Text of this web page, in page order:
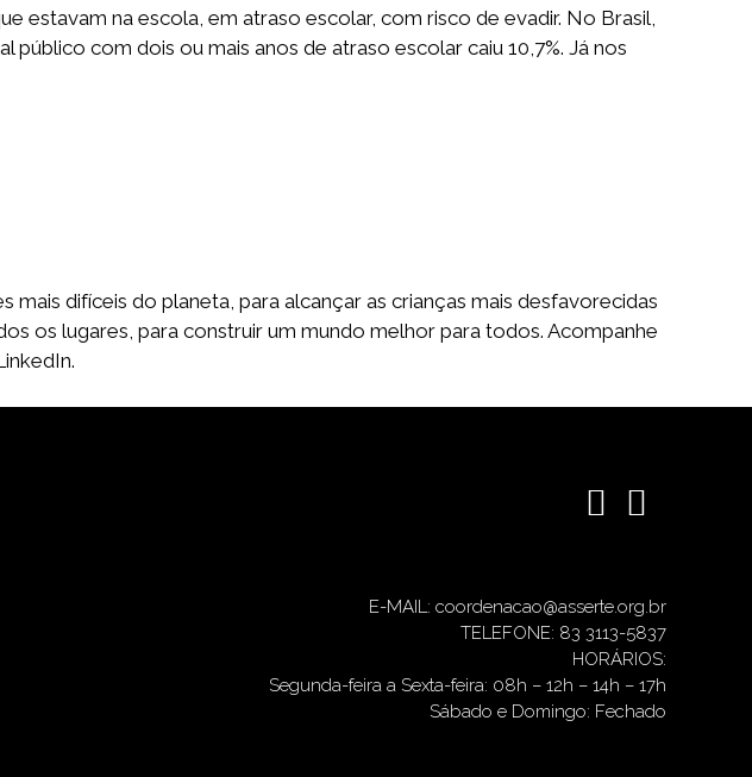
estavam na escola, em atraso escolar, com risco de evadir. No Brasil,
com dois ou mais anos de atraso escolar caiu 10,7%. Já nos
mais difíceis do planeta, para alcançar as crianças mais desfavorecidas
os lugares, para construir um mundo melhor para todos. Acompanhe
E-MAIL: coordenacao@asserte.org.br
TELEFONE: 83 3113-5837
HORÁRIOS:
Segunda-feira a Sexta-feira: 08h – 12h – 14h – 17h
Sábado e Domingo: Fechado